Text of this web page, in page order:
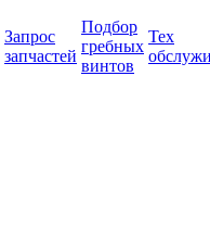
Запрос
запчастей
Подбор
гребных
винтов
Тех